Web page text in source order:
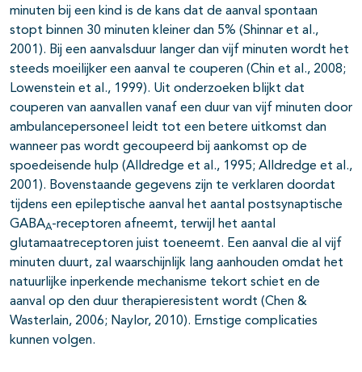
open- en dichtklappen
minuten bij een kind is de kans dat de aanval spontaan
stopt binnen 30 minuten kleiner dan 5% (Shinnar et al.,
2001). Bij een aanvalsduur langer dan vijf minuten wordt het
steeds moeilijker een aanval te couperen (Chin et al., 2008;
Lowenstein et al., 1999). Uit onderzoeken blijkt dat
couperen van aanvallen vanaf een duur van vijf minuten door
ambulancepersoneel leidt tot een betere uitkomst dan
wanneer pas wordt gecoupeerd bij aankomst op de
spoedeisende hulp (Alldredge et al., 1995; Alldredge et al.,
2001). Bovenstaande gegevens zijn te verklaren doordat
tijdens een epileptische aanval het aantal postsynaptische
GABAA-receptoren afneemt, terwijl het aantal
glutamaatreceptoren juist toeneemt. Een aanval die al vijf
minuten duurt, zal waarschijnlijk lang aanhouden omdat het
natuurlijke inperkende mechanisme tekort schiet en de
aanval op den duur therapieresistent wordt (Chen &
Wasterlain, 2006; Naylor, 2010). Ernstige complicaties
kunnen volgen.